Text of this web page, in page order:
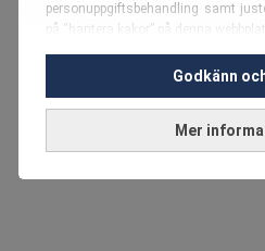
personuppgiftsbehandling samt
på “hantera kakor” på denna
Du kan fördjupa dig
Vi använder kakor och
Nödvändiga cookies och
Mer
Godkänn